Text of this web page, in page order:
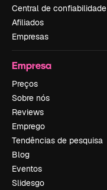
Central de confiabilidade
Afiliados
Empresas
Empresa
Preços
Sobre nós
Reviews
Emprego
Tendências de pesquisa
Blog
Eventos
Slidesgo